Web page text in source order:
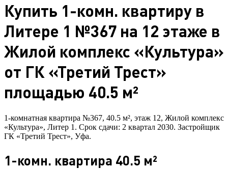
Купить 1-комн. квартиру в
Литере 1 №367 на 12 этаже в
Жилой комплекс «Культура»
от ГК «Третий Трест»
площадью 40.5 м²
1-комнатная квартира №367, 40.5 м², этаж 12, Жилой комплекс
«Культура», Литер 1. Срок сдачи: 2 квартал 2030. Застройщик
ГК «Третий Трест», Уфа.
1-комн. квартира 40.5 м²